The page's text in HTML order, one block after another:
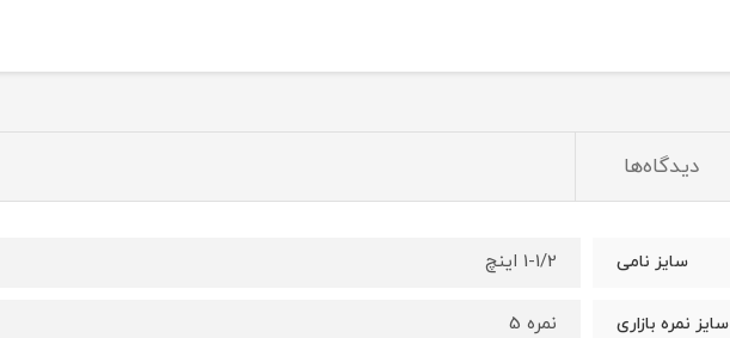
دیدگاه‌ها
سایز نامی 1-1/2 اینچ
سایز نمره بازاری نمره 5